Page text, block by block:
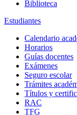
Biblioteca
Estudiantes
Calendario
Horarios
Guías docentes
Exámenes
Seguro escolar
Trámites
Títulos y
RAC
TFG